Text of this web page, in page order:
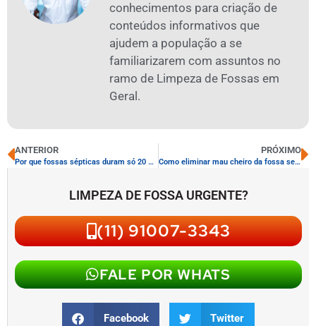
conhecimentos para criação de
conteúdos informativos que
ajudem a população a se
familiarizarem com assuntos no
ramo de Limpeza de Fossas em
Geral.
ANTERIOR
Por que fossas sépticas duram só 20 anos sem manutenção regular
PRÓXIMO
Como eliminar mau cheiro da fossa sem produtos tóxicos em 48 horas
LIMPEZA DE FOSSA URGENTE?
(11) 91007-3343
FALE POR WHATS
Facebook Twitter